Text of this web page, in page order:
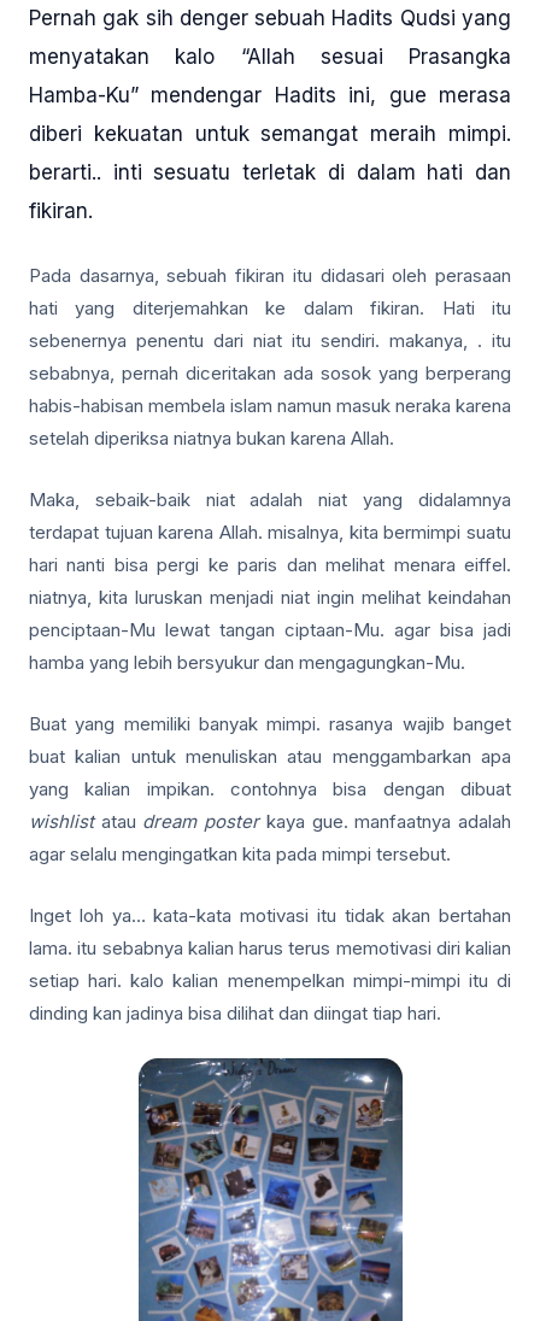
Pernah gak sih denger sebuah Hadits Qudsi yang
menyatakan kalo “Allah sesuai Prasangka
Hamba-Ku” mendengar Hadits ini, gue merasa
diberi kekuatan untuk semangat meraih mimpi.
berarti.. inti sesuatu terletak di dalam hati dan
fikiran.
Pada dasarnya, sebuah fikiran itu didasari oleh perasaan
hati yang diterjemahkan ke dalam fikiran. Hati itu
sebenernya penentu dari niat itu sendiri. makanya, . itu
sebabnya, pernah diceritakan ada sosok yang berperang
habis-habisan membela islam namun masuk neraka karena
setelah diperiksa niatnya bukan karena Allah.
Maka, sebaik-baik niat adalah niat yang didalamnya
terdapat tujuan karena Allah. misalnya, kita bermimpi suatu
hari nanti bisa pergi ke paris dan melihat menara eiffel.
niatnya, kita luruskan menjadi niat ingin melihat keindahan
penciptaan-Mu lewat tangan ciptaan-Mu. agar bisa jadi
hamba yang lebih bersyukur dan mengagungkan-Mu.
Buat yang memiliki banyak mimpi. rasanya wajib banget
buat kalian untuk menuliskan atau menggambarkan apa
yang kalian impikan. contohnya bisa dengan dibuat
wishlistatau dream poster kaya gue. manfaatnya adalah
agar selalu mengingatkan kita pada mimpi tersebut.
Inget loh ya… kata-kata motivasi itu tidak akan bertahan
lama. itu sebabnya kalian harus terus memotivasi diri kalian
setiap hari. kalo kalian menempelkan mimpi-mimpi itu di
dinding kan jadinya bisa dilihat dan diingat tiap hari.